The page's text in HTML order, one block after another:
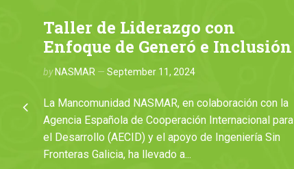
Taller de Liderazgo con
Enfoque de Generó e Inclusión
by NASMAR September 11, 2024
La Mancomunidad NASMAR, en colaboración con la
Agencia Española de Cooperación Internacional para
el Desarrollo (AECID) y el apoyo de Ingeniería Sin
Fronteras Galicia, ha llevado a...